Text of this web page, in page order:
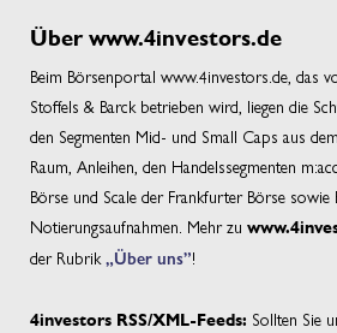
Über www.4investors.de
Beim Börsenportal www.4investors.de, das
Stoffels & Barck betrieben wird, liegen die
den Segmenten Mid- und Small Caps aus
Raum, Anleihen, den Handelssegmenten
Börse und Scale der Frankfurter Börse sowie
Notierungsaufnahmen. Mehr zu
der Rubrik „Über uns”!
4investors RSS/XML-Feeds: Sollten Sie